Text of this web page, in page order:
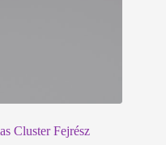
Cluster Fejrész